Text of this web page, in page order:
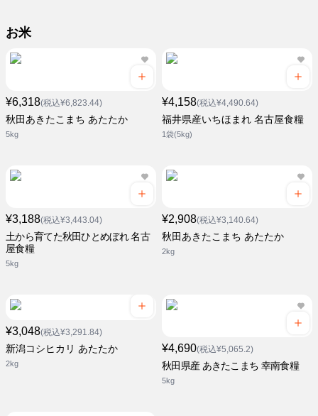
お米
¥6,318(税込¥6,823.44)
秋田あきたこまち あたたか
5kg
¥4,158(税込¥4,490.64)
福井県産いちほまれ 名古屋食糧
1袋(5kg)
¥3,188(税込¥3,443.04)
土から育てた秋田ひとめぼれ 名古
屋食糧
5kg
¥2,908(税込¥3,140.64)
秋田あきたこまち あたたか
2kg
¥3,048(税込¥3,291.84)
新潟コシヒカリ あたたか
2kg
¥4,690(税込¥5,065.2)
秋田県産 あきたこまち 幸南食糧
5kg